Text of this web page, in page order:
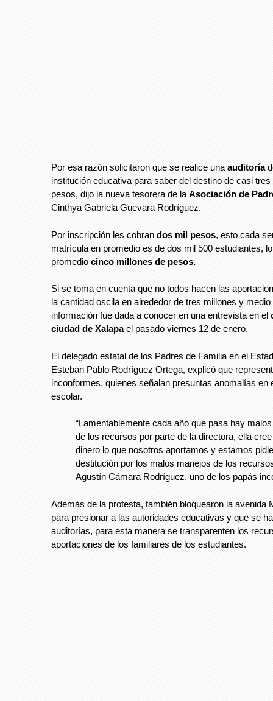
Por esa razón solicitaron que se realice una auditoría
institución educativa para saber del destino de casi
pesos, dijo la nueva tesorera de la Asociación de
Cinthya Gabriela Guevara Rodríguez.
Por inscripción les cobran dos mil pesos, esto cada
matrícula en promedio es de dos mil 500 estudiantes,
promedio cinco millones de pesos.
Si se toma en cuenta que no todos hacen las
la cantidad oscila en alrededor de tres millones y
información fue dada a conocer en una entrevista en el
ciudad de Xalapael pasado viernes 12 de enero.
El delegado estatal de los Padres de Familia en el
Esteban Pablo Rodríguez Ortega, explicó que
inconformes, quienes señalan presuntas anomalías en
escolar.
“Lamentablemente cada año que pasa hay
de los recursos por parte de la directora, ella
dinero lo que nosotros aportamos y estamos
destitución por los malos manejos de los
Agustín Cámara Rodríguez, uno de los papás
Además de la protesta, también bloquearon la avenida
para presionar a las autoridades educativas y que se
auditorías, para esta manera se transparenten los
aportaciones de los familiares de los estudiantes.